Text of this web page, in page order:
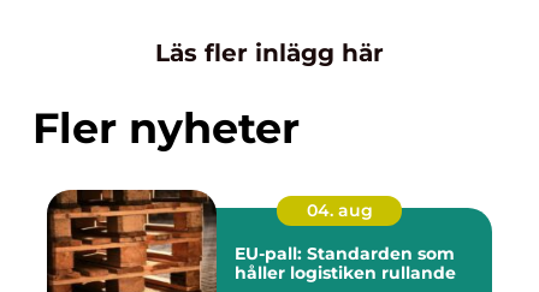
Läs fler inlägg här
Fler nyheter
04. aug
EU-pall: Standarden som
håller logistiken rullande